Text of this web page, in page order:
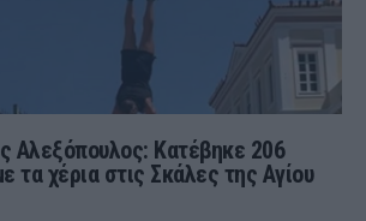
Αλεξόπουλος: Κατέβηκε 206
τα χέρια στις Σκάλες της Αγίου